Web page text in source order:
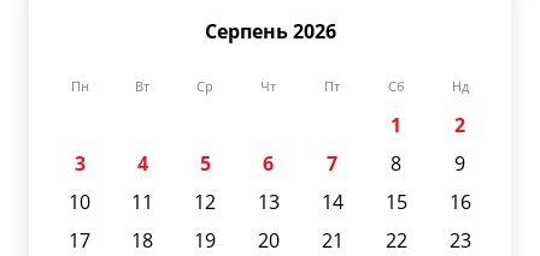
Серпень 2026
Пн Вт Ср Чт Пт Сб Нд
1
2
3
4 5 6 7 8
9
10
11 12 13 14 15
16
17
18 19 20 21 22
23